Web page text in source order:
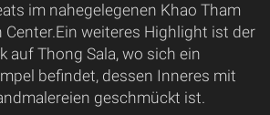
im nahegelegenen Khao Tham
weiteres Highlight ist der
auf Thong Sala, wo sich ein
befindet, dessen Inneres mit
geschmückt ist.